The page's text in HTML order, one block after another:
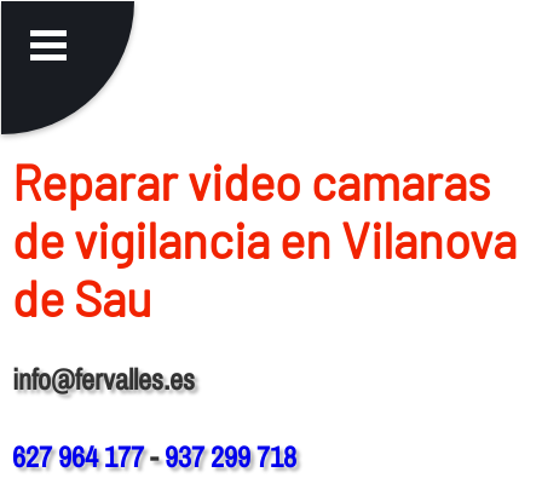
Reparar video camaras
de vigilancia en Vilanova
de Sau
info@fervalles.es
627 964 177-937 299 718